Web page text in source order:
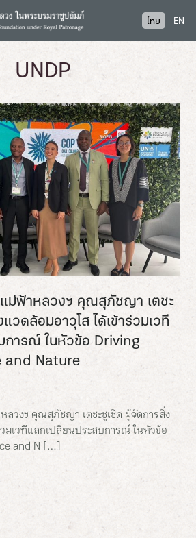
ไทย EN
UNDP
ม่ฟ้าหลวงฯ คุณสุภัชญา เตชะ
วดล้อมอาวุโส ได้เข้าร่วมเวที
การณ์ ในหัวข้อ Driving
and Nature
วงฯ คุณสุภัชญา เตชะชูเชิด ผู้จัดการสิ่ง
วมเวทีแลกเปลี่ยนประสบการณ์ ในหัวข้อ
and N […]